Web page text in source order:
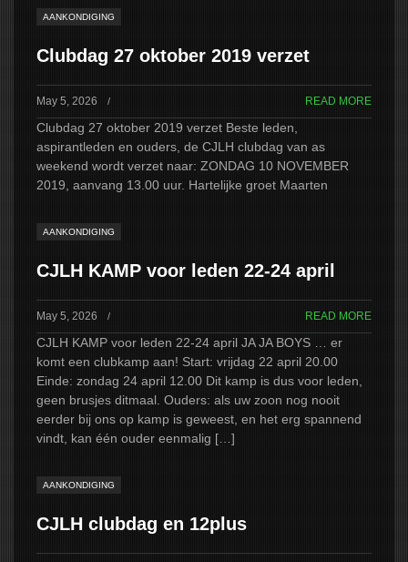
AANKONDIGING
Clubdag 27 oktober 2019 verzet
May 5, 2026 / READ MORE
Clubdag 27 oktober 2019 verzet Beste leden,
aspirantleden en ouders, de CJLH clubdag van as
weekend wordt verzet naar: ZONDAG 10 NOVEMBER
2019, aanvang 13.00 uur. Hartelijke groet Maarten
AANKONDIGING
CJLH KAMP voor leden 22-24 april
May 5, 2026 / READ MORE
CJLH KAMP voor leden 22-24 april JA JA BOYS … er
komt een clubkamp aan! Start: vrijdag 22 april 20.00
Einde: zondag 24 april 12.00 Dit kamp is dus voor leden,
geen brusjes ditmaal. Ouders: als uw zoon nog nooit
eerder bij ons op kamp is geweest, en het erg spannend
vindt, kan één ouder eenmalig […]
AANKONDIGING
CJLH clubdag en 12plus